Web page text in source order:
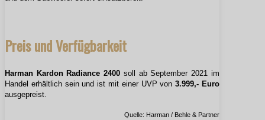
Preis und Verfügbarkeit
Harman Kardon Radiance 2400 soll ab September 2021 im
Handel erhältlich sein und ist mit einer UVP von3.999,- Euro
ausgepreist.
Quelle: Harman / Behle & Partner